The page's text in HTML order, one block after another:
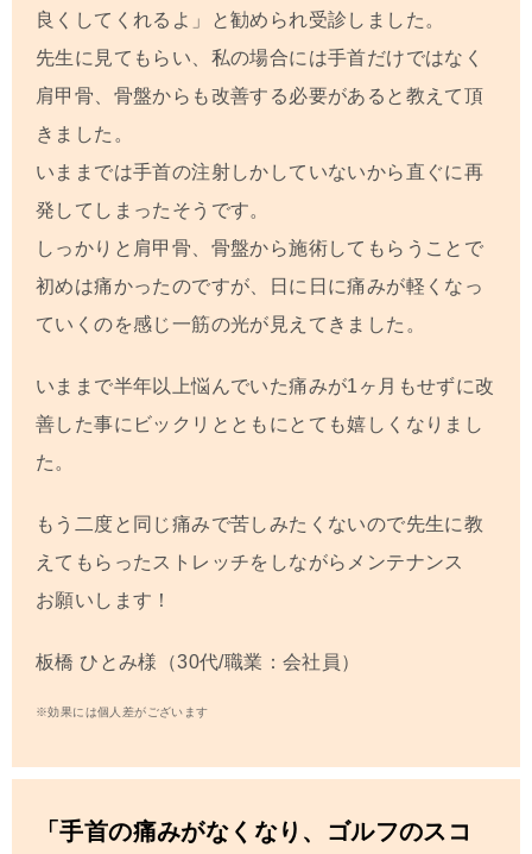
良くしてくれるよ」と勧められ受診しました。
先生に見てもらい、私の場合には手首だけではなく
肩甲骨、骨盤からも改善する必要があると教えて頂
きました。
いままでは手首の注射しかしていないから直ぐに再
発してしまったそうです。
しっかりと肩甲骨、骨盤から施術してもらうことで
初めは痛かったのですが、日に日に痛みが軽くなっ
ていくのを感じ一筋の光が見えてきました。
いままで半年以上悩んでいた痛みが1ヶ月もせずに改
善した事にビックリとともにとても嬉しくなりまし
た。
もう二度と同じ痛みで苦しみたくないので先生に教
えてもらったストレッチをしながらメンテナンス
お願いします！
板橋 ひとみ様（30代/職業：会社員）
※効果には個人差がございます
「手首の痛みがなくなり、ゴルフのスコ